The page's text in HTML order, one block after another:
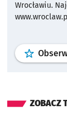
Wrocławiu.
ZOBACZ